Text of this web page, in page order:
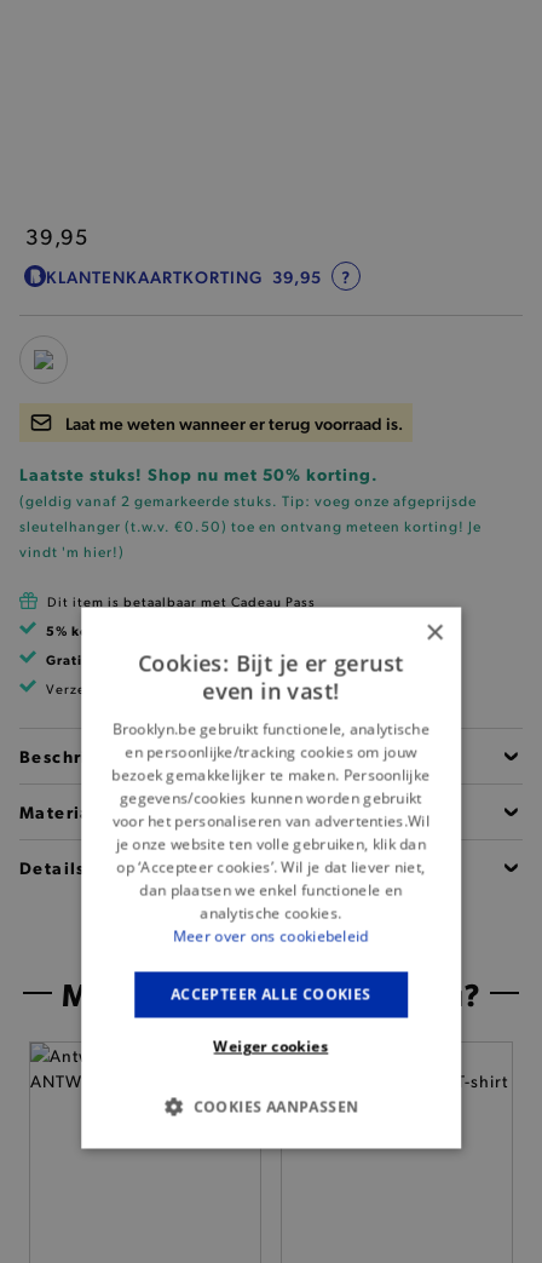
39,95
KLANTENKAARTKORTING 39,95 ?
Laat me weten wanneer er terug voorraad is.
Laatste stuks! Shop nu met 50% korting.
(geldig vanaf 2 gemarkeerde stuks. Tip: voeg onze afgeprijsde
sleutelhanger (t.w.v. €0.50) toe en ontvang meteen korting! Je
vindt 'm hier!)
Dit item is betaalbaar met Cadeau Pass
5% korting
Gratis verzendingvanaf 99 EUR
Verzending binnen 1 à 2 werkdagen
Beschrijving
Materiaal
Details
Misschien is dit iets voor jou?
×
Cookies: Bijt je er gerust
even in vast!
Brooklyn.be gebruikt functionele, analytische
en persoonlijke/tracking cookies om jouw
bezoek gemakkelijker te maken. Persoonlijke
gegevens/cookies kunnen worden gebruikt
voor het personaliseren van advertenties.Wil
je onze website ten volle gebruiken, klik dan
op ‘Accepteer cookies’. Wil je dat liever niet,
dan plaatsen we enkel functionele en
analytische cookies.
Meer over ons cookiebeleid
ACCEPTEER ALLE COOKIES
Weiger cookies
COOKIES AANPASSEN
BASIS COOKIES